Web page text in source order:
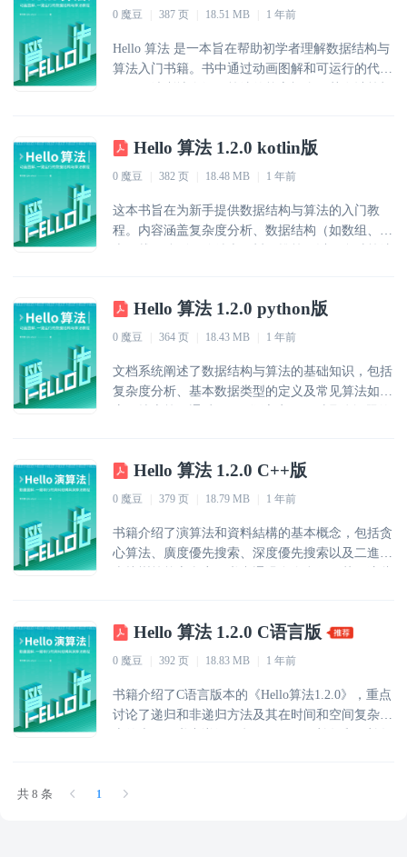
0 魔豆 387 页 18.51 MB 1 年前
Hello 算法 是一本旨在帮助初学者理解数据结构与
算法入门书籍。书中通过动画图解和可运行的代码
作。本书特别强调了算法的实践性，鼓励读者动手
实现和理解各种数据结构及其相关算法。
Hello 算法 1.2.0 kotlin版
0 魔豆 382 页 18.48 MB 1 年前
这本书旨在为新手提供数据结构与算法的入门教
程。内容涵盖复杂度分析、数据结构（如数组、链
管在GitHub仓库。
Hello 算法 1.2.0 python版
0 魔豆 364 页 18.43 MB 1 年前
文档系统阐述了数据结构与算法的基础知识，包括
复杂度分析、基本数据类型的定义及常见算法如排
Hello 算法 1.2.0 C++版
0 魔豆 379 页 18.79 MB 1 年前
书籍介绍了演算法和資料結構的基本概念，包括贪
心算法、廣度優先搜索、深度優先搜索以及二進位
Hello 算法 1.2.0 C语言版
0 魔豆 392 页 18.83 MB 1 年前
书籍介绍了C语言版本的《Hello算法1.2.0》，重点
讨论了递归和非递归方法及其在时间和空间复杂度
共 8 条 1